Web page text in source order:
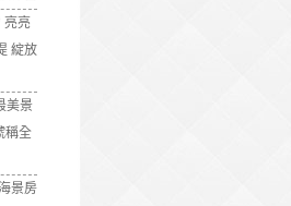
亮亮
綻放
美景
稱全
景房